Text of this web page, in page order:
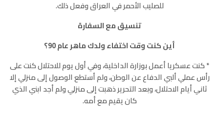
للصليب الأحمر في العراق وفعل ذلك.
تنسيق مع السفارة
أين كنت وقت اختفاء ولدك ماهر عام 90؟
٭ كنت عسكريا أعمل بوزارة الداخلية، وفي أول يوم للاحتلال كنت على
رأس عملي ألبي الدفاع عن الوطن، ولم أستطع الوصول إلى منزلي إلا
ثاني أيام الاحتلال، وبعد التحرير ذهبت إلى منزلي ولم أجد ابني الذي
كان يقيم مع أمه.